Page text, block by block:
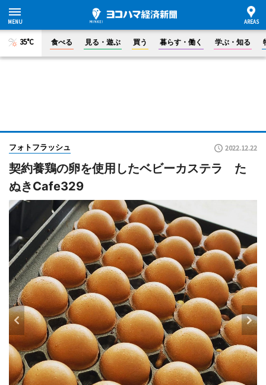
35°C 食べる 見る・遊ぶ 買う 暮らす・働く 学ぶ・知る
フォトフラッシュ 2022.12.22
契約養鶏の卵を使用したベビーカステラ た
ぬきCafe329